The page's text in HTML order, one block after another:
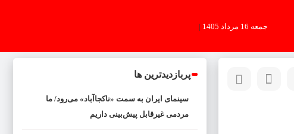
جمعه 16 مرداد 1405 |
پربازدیدترین ها
سینمای ایران به سمت «ناکجاآباد» می‌رود/ ما
مردمی غیرقابل پیش‌بینی داریم